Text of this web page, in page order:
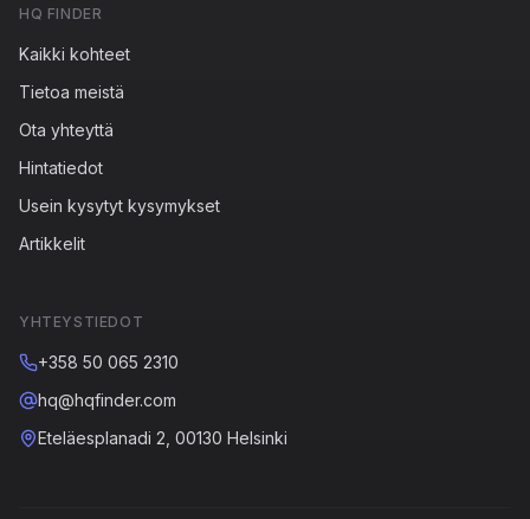
HQ FINDER
Kaikki kohteet
Tietoa meistä
Ota yhteyttä
Hintatiedot
Usein kysytyt kysymykset
Artikkelit
YHTEYSTIEDOT
+358 50 065 2310
hq@hqfinder.com
Eteläesplanadi 2, 00130 Helsinki